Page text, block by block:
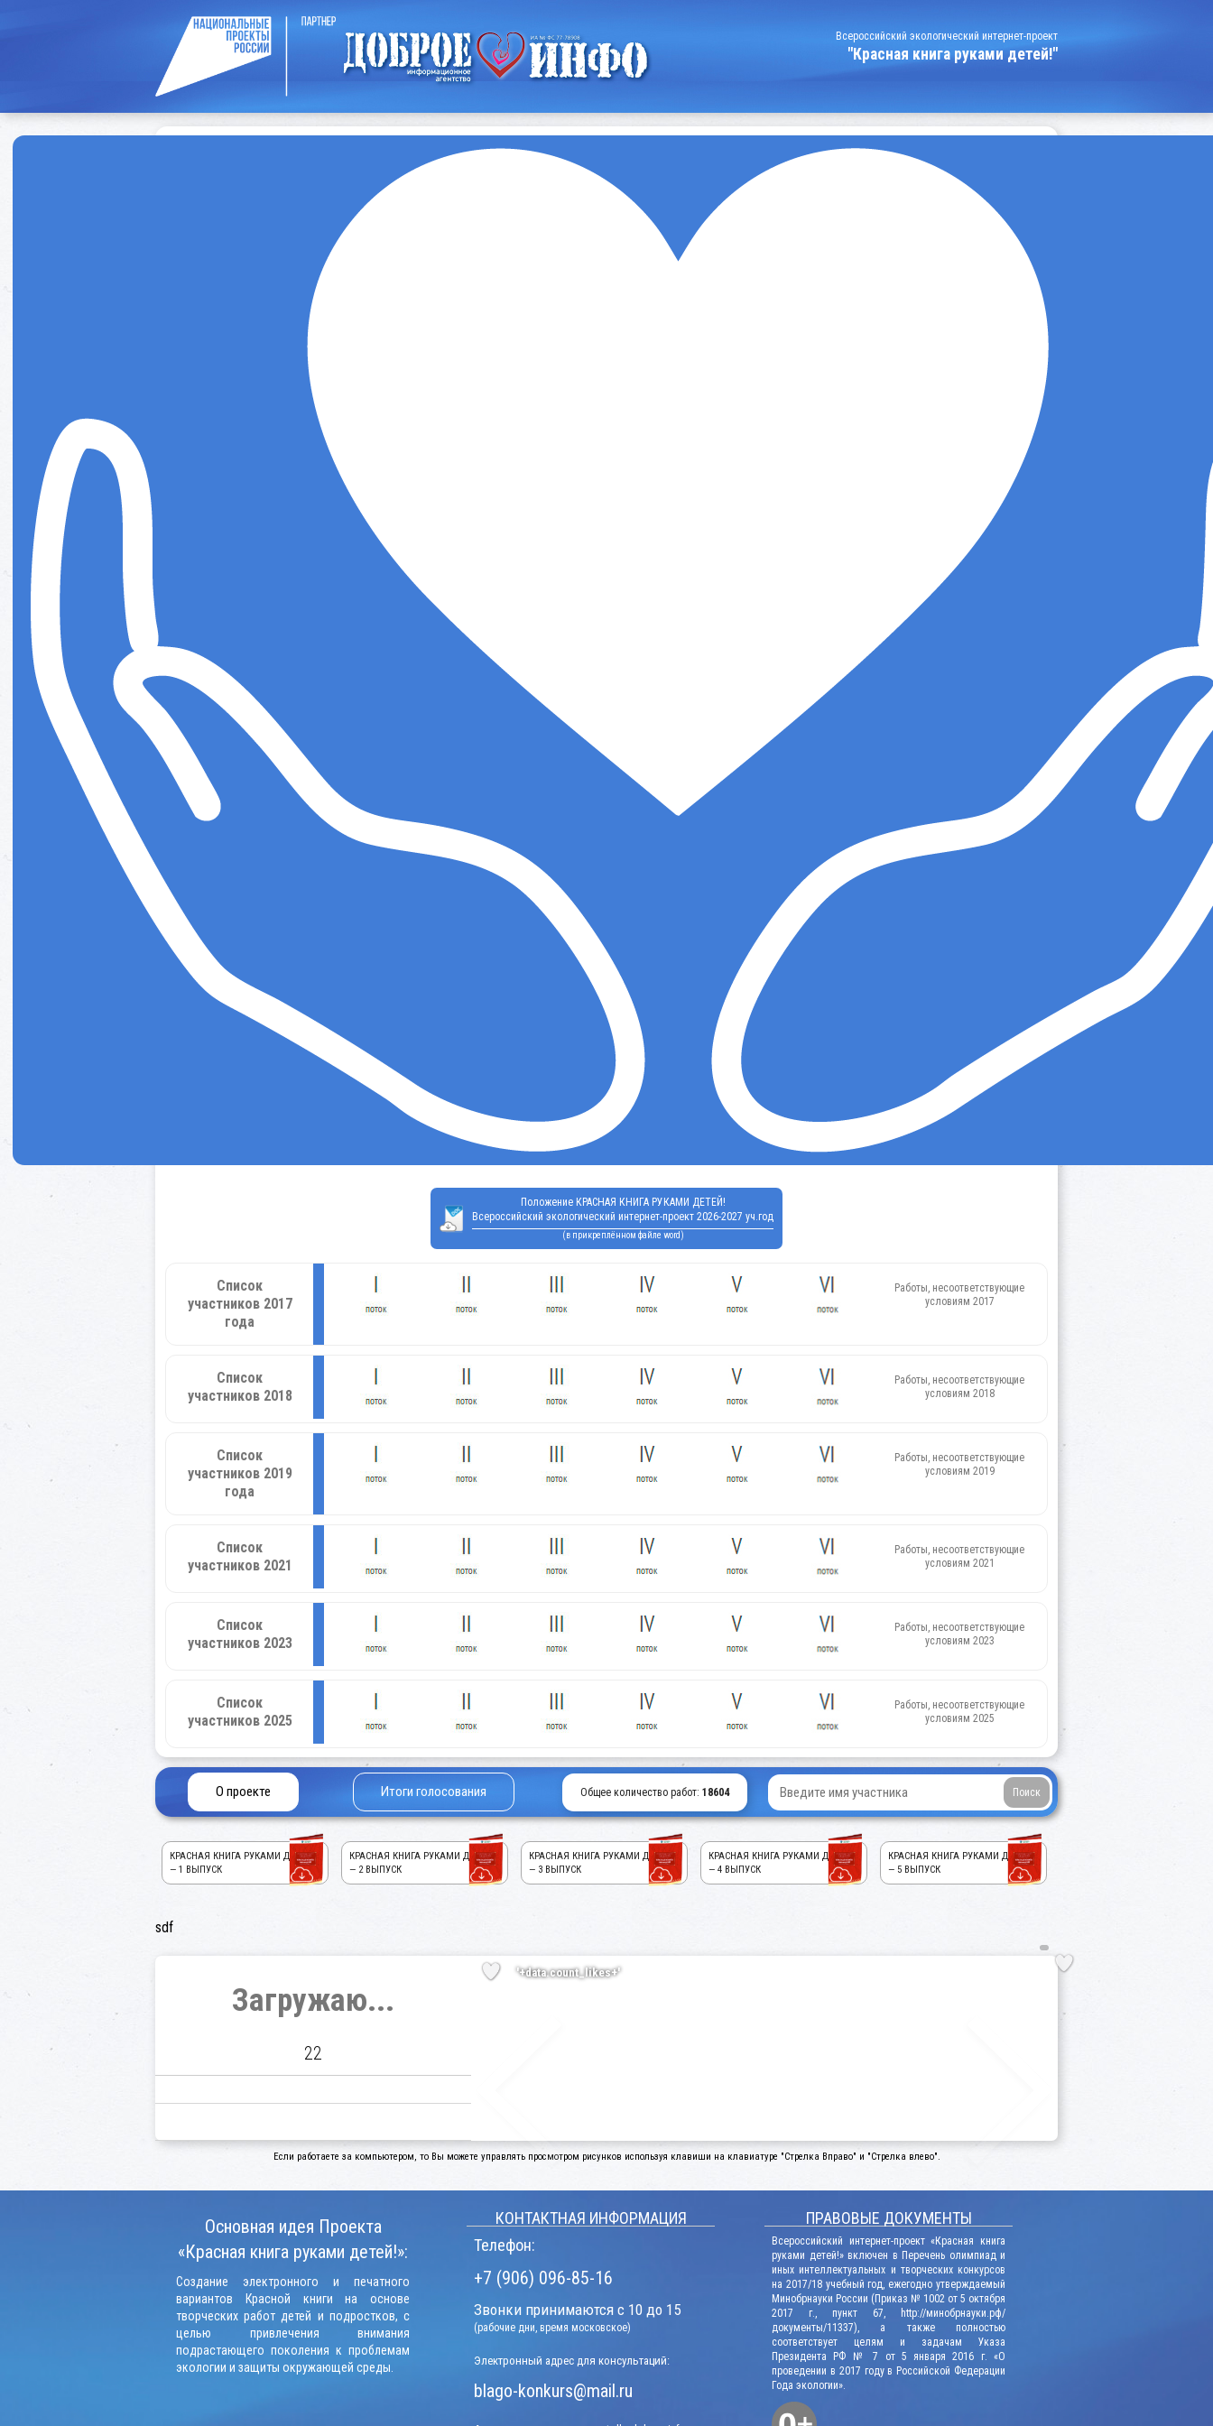
Всероссийский экологический интернет-проект
"Красная книга руками детей!"
Положение КРАСНАЯ КНИГА РУКАМИ ДЕТЕЙ!
Всероссийский экологический интернет-проект 2026-2027 уч.год
(в прикреплённом файле word)
Список
участников 2017
года
Работы, несоответствующие
условиям 2017
Список
участников 2018
Работы, несоответствующие
условиям 2018
Список
участников 2019
года
Работы, несоответствующие
условиям 2019
Список
участников 2021
Работы, несоответствующие
условиям 2021
Список
участников 2023
Работы, несоответствующие
условиям 2023
Список
участников 2025
Работы, несоответствующие
условиям 2025
О проекте Итоги голосования Общее количество работ: 18604
КРАСНАЯ КНИГА РУКАМИ ДЕТЕЙ!
— 1 ВЫПУСК
КРАСНАЯ КНИГА РУКАМИ ДЕТЕЙ!
— 2 ВЫПУСК
КРАСНАЯ КНИГА РУКАМИ ДЕТЕЙ!
— 3 ВЫПУСК
КРАСНАЯ КНИГА РУКАМИ ДЕТЕЙ!
— 4 ВЫПУСК
КРАСНАЯ КНИГА РУКАМИ ДЕТЕЙ!
— 5 ВЫПУСК
sdf
Загружаю...
22
'+data.count_likes+'
Если работаете за компьютером, то Вы можете управлять просмотром рисунков используя клавиши на клавиатуре "Стрелка Вправо" и "Стрелка влево".
Основная идея Проекта
«Красная книга руками детей!»:
Создание электронного и печатного
вариантов Красной книги на основе
творческих работ детей и подростков, с
целью привлечения внимания
подрастающего поколения к проблемам
экологии и защиты окружающей среды.
КОНТАКТНАЯ ИНФОРМАЦИЯ
Телефон:
+7 (906) 096-85-16
Звонки принимаются с 10 до 15
(рабочие дни, время московское)
Электронный адрес для консультаций:
blago-konkurs@mail.ru
ПРАВОВЫЕ ДОКУМЕНТЫ
Всероссийский интернет-проект «Красная книга
руками детей!» включен в Перечень олимпиад и
иных интеллектуальных и творческих конкурсов
на 2017/18 учебный год, ежегодно утверждаемый
Минобрнауки России (Приказ № 1002 от 5 октября
2017 г., пункт 67, http://минобрнауки.рф/
документы/11337), а также полностью
соответствует целям и задачам Указа
Президента РФ № 7 от 5 января 2016 г. «О
проведении в 2017 году в Российской Федерации
Года экологии».